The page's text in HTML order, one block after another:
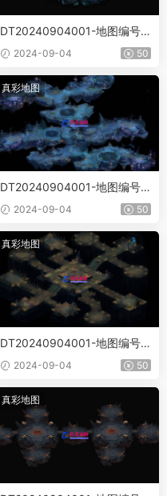
DT20240904001-地图编号JI
M-T202024-09-04 50
真彩地图
DT20240904001-地图编号JI
M-T182024-09-04 50
真彩地图
DT20240904001-地图编号JI
M-T132024-09-04 50
真彩地图